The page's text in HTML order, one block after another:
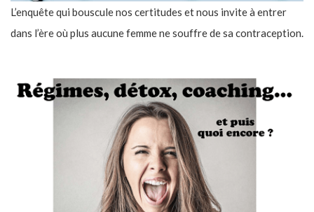
L’enquête qui bouscule nos certitudes et nous invite à entrer
dans l’ère où plus aucune femme ne souffre de sa contraception.